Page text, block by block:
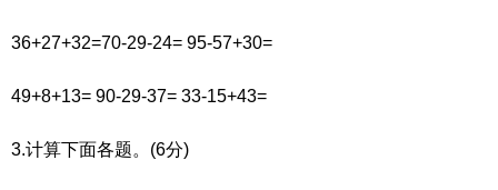
36+27+32=70-29-24= 95-57+30=
49+8+13= 90-29-37= 33-15+43=
3.计算下面各题。(6分)